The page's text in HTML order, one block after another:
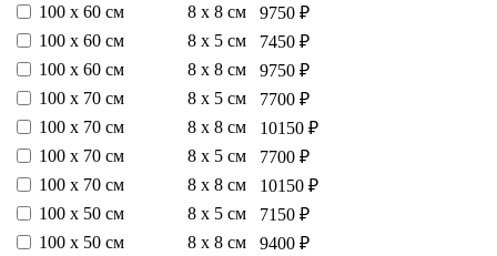
100 х 60 см
8 х 8 см
9750 ₽
100 х 60 см
8 х 5 см
7450 ₽
100 х 60 см
8 х 8 см
9750 ₽
100 х 70 см
8 х 5 см
7700 ₽
100 х 70 см
8 х 8 см
10150 ₽
100 х 70 см
8 х 5 см
7700 ₽
100 х 70 см
8 х 8 см
10150 ₽
100 х 50 см
8 х 5 см
7150 ₽
100 х 50 см
8 х 8 см
9400 ₽